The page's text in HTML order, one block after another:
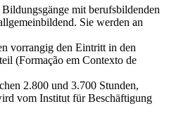
mit berufsbildenden
Sie werden an
vorrangig den Eintritt in den
(Formação em Contexto de
2.800 und 3.700 Stunden,
vom Institut für Beschäftigung